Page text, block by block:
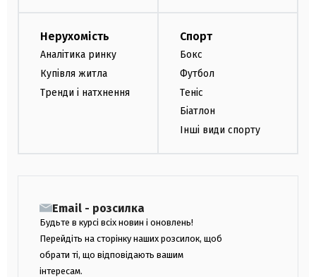
Нерухомість
Аналітика ринку
Купівля житла
Тренди і натхнення
Спорт
Бокс
Футбол
Теніс
Біатлон
Інші види спорту
Email - розсилка
Будьте в курсі всіх новин і оновлень!
Перейдіть на сторінку наших розсилок, щоб
обрати ті, що відповідають вашим
інтересам.